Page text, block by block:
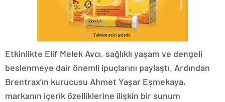
Etkinlikte Elif Melek Avcı, sağlıklı yaşam ve dengeli
beslenmeye dair önemli ipuçlarını paylaştı. Ardından
Brentrax’ın kurucusu Ahmet Yaşar Eşmekaya,
markanın içerik özelliklerine ilişkin bir sunum